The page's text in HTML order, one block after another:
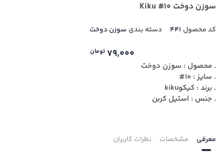
سوزن دوخت Kiku #10
کد محصول 441 دسته بندی سوزن دوخت
79,000 تومان
. محصول : سوزن دوخت
. سایز : 10#
. برند : کیکوkiku
. جنس : استیل کربن
معرفی مشخصات نظرات کاربران